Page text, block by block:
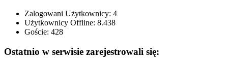
Zalogowani Użytkownicy: 4
Użytkownicy Offline: 8.438
Goście: 428
Ostatnio w serwisie zarejestrowali się: